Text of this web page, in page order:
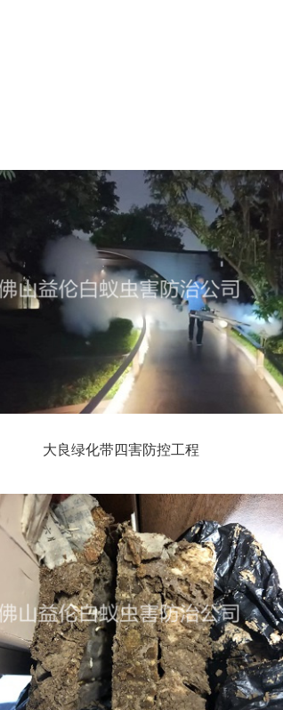
大良绿化带四害防控工程